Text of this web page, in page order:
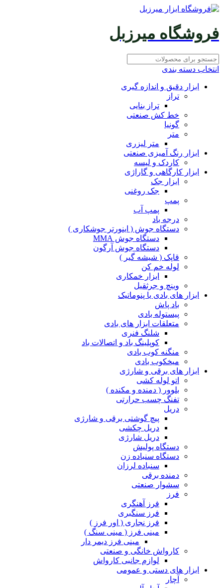
فروشگاه میرزبل
انتخاب دسته بندی
ابزار دقیق و اندازه گیری
تراز
تراز بنایی
خط کش صنعتی
گونیا
متر
متر لیزری
ابزار رنگ آمیزی صنعتی
کاردک و لیسه
ابزار کارگاهی و گاراژی
ابزار جک
جک روغنی
پمپ
پمپ آب
درجه باد
دستگاه جوش ( اینورتر جوشکاری )
دستگاه جوش MMA
دستگاه جوش آرگون
قاپک ( شیشه گیر )
لوله خم کن
ابزار خمکاری
وینچ و جرثقیل
ابزار های بادی یا پنوماتیک
باد پاش
پیستوله بادی
متعلقات ابزار های بادی
شلنگ فنری
کوپلینگ باد و اتصالات باد
منگنه کوب بادی
میخکوب بادی
ابزار های برقی و شارژی
اتو لوله کشی
بلوور ( دمنده و مکنده )
تفنگ چسب حرارتی
دریل
پیچ گوشتی برقی و شارژی
دریل چکشی
دریل شارژی
دستگاه پولیش
دستگاه سنباده زن
سنباده لرزان
دمنده برقی
سشوار صنعتی
فرز
فرز آهنگری
فرز سنگبری
فرز نجاری ( اور فرز )
مینی فرز ( مینی سنگ )
مینی فرز دیمر دار
کارواش خانگی و صنعتی
لوازم جانبی کارواش
ابزار های دستی و عمومی
آچار